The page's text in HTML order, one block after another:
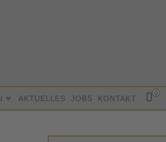
AKTUELLES JOBS KONTAKT
0